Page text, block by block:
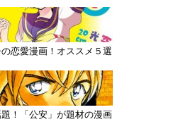
恋愛漫画！オススメ５選
題！「公安」が題材の漫画